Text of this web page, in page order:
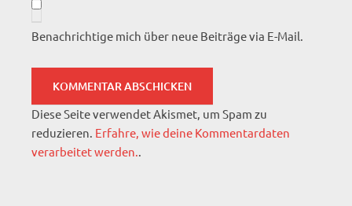
Benachrichtige mich über neue Beiträge via E-Mail.
Diese Seite verwendet Akismet, um Spam zu
reduzieren. Erfahre, wie deine Kommentardaten
verarbeitet werden..